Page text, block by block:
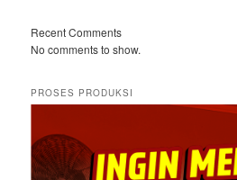
Recent Comments
No comments to show.
PROSES PRODUKSI